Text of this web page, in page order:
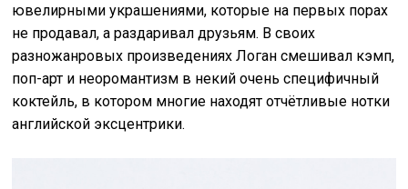
ювелирными украшениями, которые на первых порах
не продавал, а раздаривал друзьям. В своих
разножанровых произведениях Логан смешивал кэмп,
поп-арт и неоромантизм в некий очень специфичный
коктейль, в котором многие находят отчётливые нотки
английской эксцентрики.